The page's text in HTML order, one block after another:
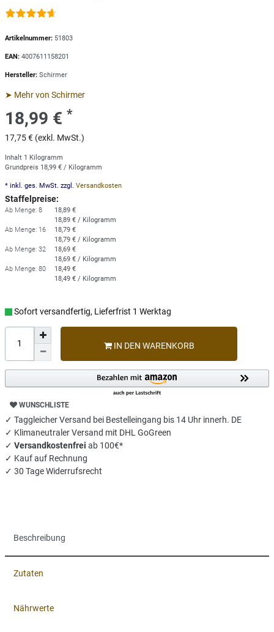
Artikelnummer: 51803
EAN: 4007611158201
Hersteller: Schirmer
➤ Mehr von Schirmer
18,99 € *
17,75 € (exkl. MwSt.)
Inhalt 1
Kilogramm
Grundpreis 18,99 € / Kilogramm
* inkl. ges. MwSt. zzgl. Versandkosten
Staffelpreise:
Ab Menge: 8
18,89 €
18,89 € / Kilogramm
Ab Menge: 16
18,79 €
18,79 € / Kilogramm
Ab Menge: 32
18,69 €
18,69 € / Kilogramm
Ab Menge: 80
18,49 €
18,49 € / Kilogramm
Sofort versandfertig, Lieferfrist 1 Werktag
IN DEN WARENKORB
WUNSCHLISTE
✓ Taggleicher Versand bei Bestelleingang bis 14 Uhr innerh. DE
✓ Klimaneutraler Versand mit DHL GoGreen
✓ Versandkostenfrei ab 100€*
✓ Kauf auf Rechnung
✓ 30 Tage Widerrufsrecht
Beschreibung
Zutaten
Nährwerte